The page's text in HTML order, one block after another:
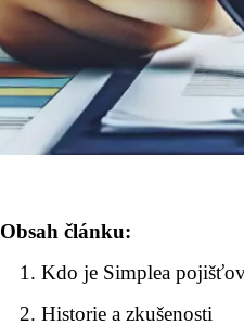
Obsah článku:
Kdo je Simplea
Historie a zkušenosti